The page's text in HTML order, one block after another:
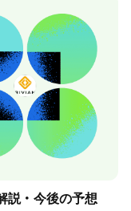
説・今後の予想